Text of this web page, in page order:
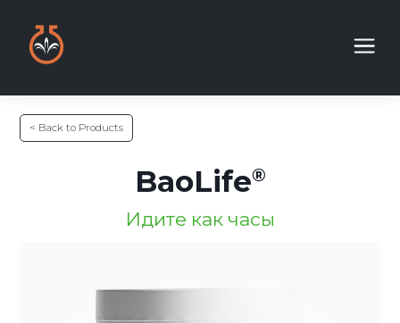
< Back to Products
BaoLife
Идите как часы